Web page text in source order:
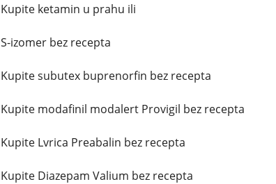
Kupite ketamin u prahu ili
S-izomer bez recepta
Kupite subutex buprenorfin bez recepta
Kupite modafinil modalert Provigil bez recepta
Kupite Lvrica Preabalin bez recepta
Kupite Diazepam Valium bez recepta